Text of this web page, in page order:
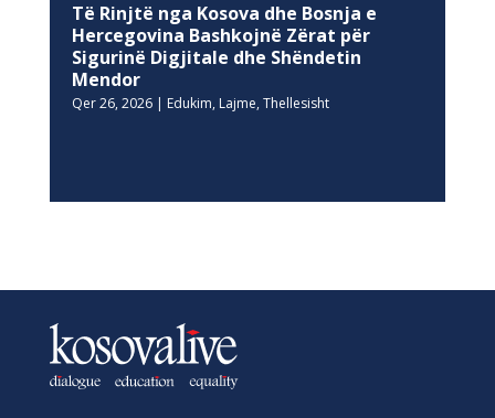
Të Rinjtë nga Kosova dhe Bosnja e
Hercegovina Bashkojnë Zërat për
Sigurinë Digjitale dhe Shëndetin
Mendor
Qer 26, 2026| Edukim, Lajme, Thellesisht